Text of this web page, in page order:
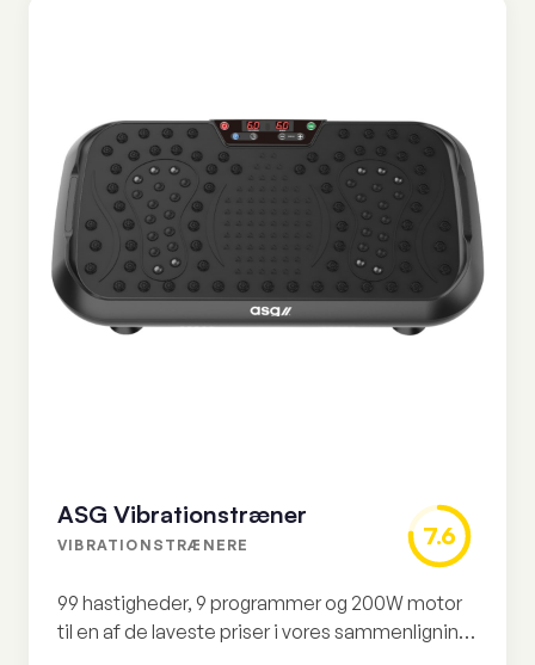
ASG Vibrationstræner
VIBRATIONSTRÆNERE 7.6
99 hastigheder, 9 programmer og 200W motor
til en af de laveste priser i vores sammenligning.